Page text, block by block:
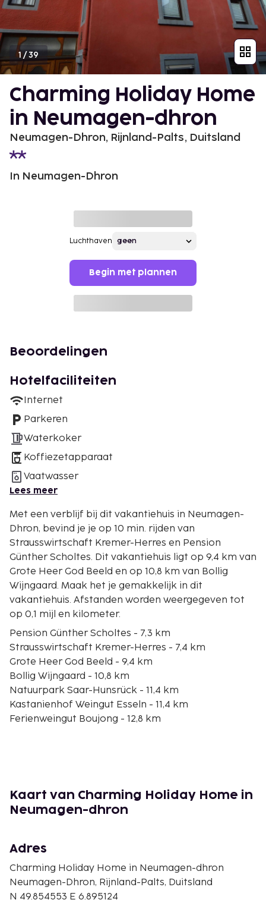
1 /39
Charming Holiday Home
in Neumagen-dhron
Neumagen-Dhron, Rijnland-Palts, Duitsland
In Neumagen-Dhron
Luchthaven
Begin met plannen
Beoordelingen
Hotelfaciliteiten
Internet
Parkeren
Waterkoker
Koffiezetapparaat
Vaatwasser
Lees meer
Met een verblijf bij dit vakantiehuis in Neumagen-
Dhron, bevind je je op 10 min. rijden van
Strausswirtschaft Kremer-Herres en Pension
Günther Scholtes. Dit vakantiehuis ligt op 9,4 km van
Grote Heer God Beeld en op 10,8 km van Bollig
Wijngaard. Maak het je gemakkelijk in dit
vakantiehuis. Afstanden worden weergegeven tot
op 0,1 mijl en kilometer.
Pension Günther Scholtes - 7,3 km
Strausswirtschaft Kremer-Herres - 7,4 km
Grote Heer God Beeld - 9,4 km
Bollig Wijngaard - 10,8 km
Natuurpark Saar-Hunsrück - 11,4 km
Kastanienhof Weingut Esseln - 11,4 km
Ferienweingut Boujong - 12,8 km
Willi Rohles - 20,4 km
Krämer Lorscheider - 20,9 km
Middeleeuws Marktplein - 21,1 km
De dichtsbijzijnde luchthaven is Frankfurt (HHN-
Frankfurt - Hahn) - 47,7 km
Ter plaatse heb je gratis parkeerplaatsen.
De accommodatie wordt professioneel
Kaart van Charming Holiday Home in
Neumagen-dhron
Adres
Charming Holiday Home in Neumagen-dhron
Neumagen-Dhron, Rijnland-Palts, Duitsland
N 49.854553 E 6.895124